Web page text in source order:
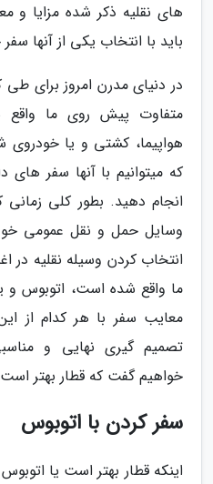
های نقلیه ذکر شده مزایا و
باید با انتخاب یکی از آنها
در دنیای مدرن امروز برای
متفاوت پیش روی ما واقع
هواپیما، کشتی و یا
که میتوانیم با آنها سفر
انجام دهید. بطور کلی
وسایل حمل و نقل عمومی
ما واقع شده است، اتوبوس و
معایب سفر با هر کدام از
تصمیم گیری نهایی و
خواهیم گفت که قطار بهتر
سفر کردن با اتوبوس
اینکه قطار بهتر است یا